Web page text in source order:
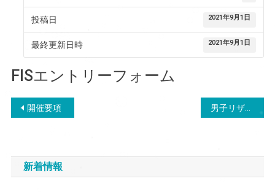
投稿日 2021年9月1日
最終更新日時 2021年9月1日
FISエントリーフォーム
投
ナ
ビ
開催要項
新着情報